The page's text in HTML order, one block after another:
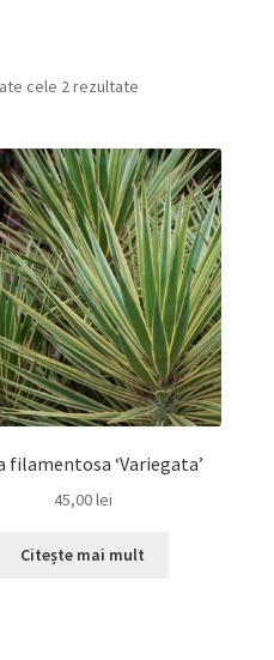
cele 2 rezultate
filamentosa ‘Variegata’
45,00lei
Citește mai mult